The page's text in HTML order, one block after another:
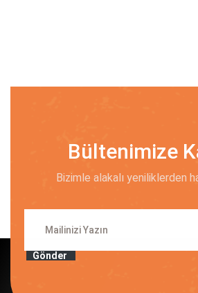
Bültenimize
Bizimle alakalı yeniliklerden
Gönder